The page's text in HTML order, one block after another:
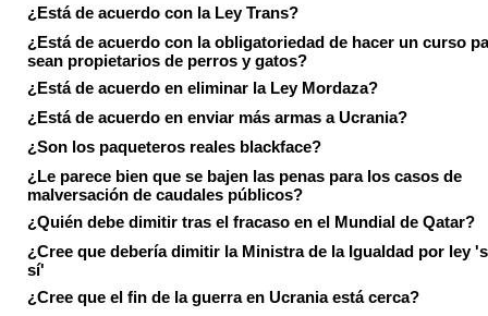
¿Está de acuerdo con la Ley Trans?
¿Está de acuerdo con la obligatoriedad de hacer un curso
sean propietarios de perros y gatos?
¿Está de acuerdo en eliminar la Ley Mordaza?
¿Está de acuerdo en enviar más armas a Ucrania?
¿Son los paqueteros reales blackface?
¿Le parece bien que se bajen las penas para los casos de
malversación de caudales públicos?
¿Quién debe dimitir tras el fracaso en el Mundial de Qatar?
¿Cree que debería dimitir la Ministra de la Igualdad por ley
sí'
¿Cree que el fin de la guerra en Ucrania está cerca?